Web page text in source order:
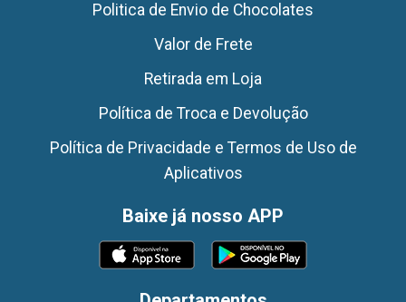
Politica de Envio de Chocolates
Valor de Frete
Retirada em Loja
Política de Troca e Devolução
Política de Privacidade e Termos de Uso de
Aplicativos
Baixe já nosso APP